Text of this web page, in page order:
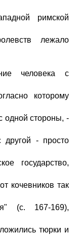
римской
лежало
человека с
которому
одной стороны, -
другой - просто
государство,
кочевников так
(с. 167-169),
тюрки и